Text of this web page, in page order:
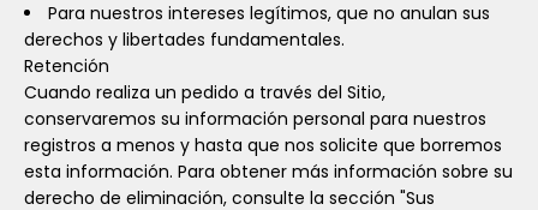
Para nuestros intereses legítimos, que no anulan sus
derechos y libertades fundamentales.
Retención
Cuando realiza un pedido a través del Sitio,
conservaremos su información personal para nuestros
registros a menos y hasta que nos solicite que borremos
esta información. Para obtener más información sobre su
derecho de eliminación, consulte la sección "Sus